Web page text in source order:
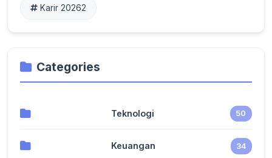
Karir 20262
Categories
Teknologi 50
Keuangan 34